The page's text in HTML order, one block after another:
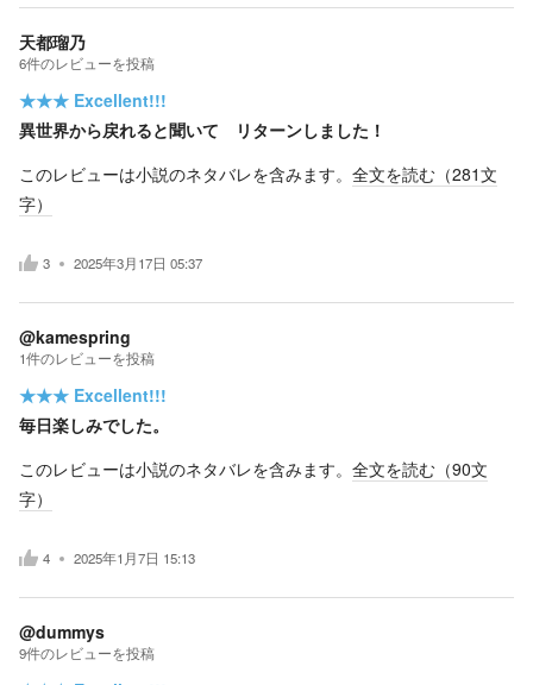
天都瑠乃
6件のレビューを投稿
★★★ Excellent!!!
異世界から戻れると聞いて リターンしました！
このレビューは小説のネタバレを含みます。 全文を読む（281文
字）
3 2025年3月17日 05:37
@kamespring
1件のレビューを投稿
★★★ Excellent!!!
毎日楽しみでした。
このレビューは小説のネタバレを含みます。 全文を読む（90文
字）
4 2025年1月7日 15:13
@dummys
9件のレビューを投稿